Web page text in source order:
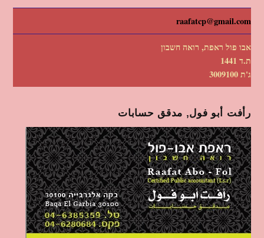
raafatcp@gmail.com
אבו פול ראפת, רואה חשבון
ת.ד 1441
ג'ת 3009100
رأفت أبو فول, مدقق حسابات